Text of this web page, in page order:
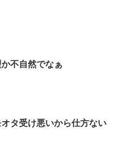
不自然でなぁ
タ受け悪いから仕方ない